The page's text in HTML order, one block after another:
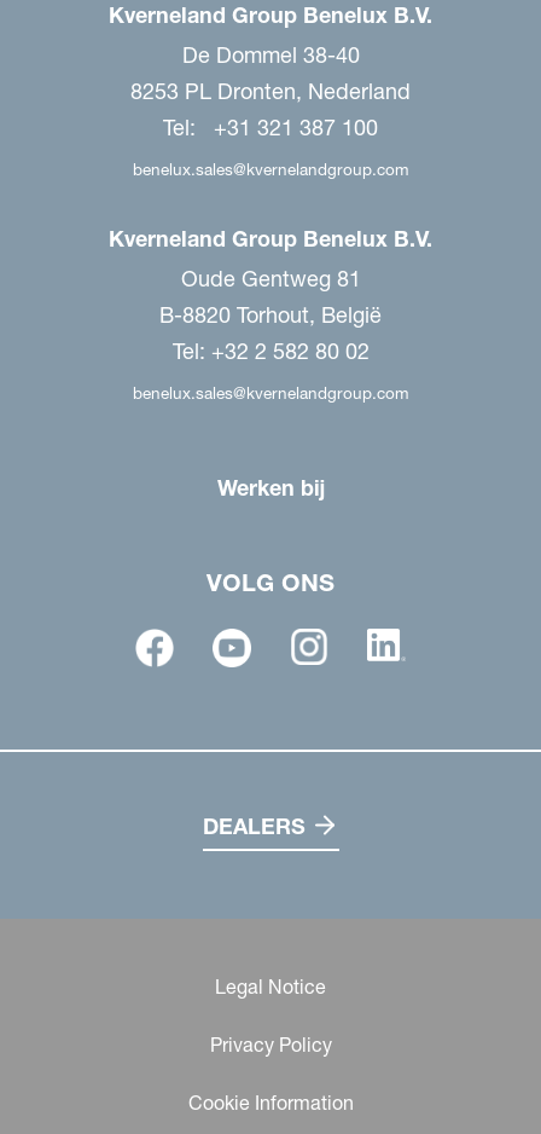
Kverneland Group Benelux B.V.
De Dommel 38-40
8253 PL Dronten, Nederland
Tel: +31 321 387 100
benelux.sales@kvernelandgroup.com
Kverneland Group Benelux B.V.
Oude Gentweg 81
B-8820 Torhout, België
Tel: +32 2 582 80 02
benelux.sales@kvernelandgroup.com
Werken bij
VOLG ONS
DEALERS
Legal Notice
Privacy Policy
Cookie Information